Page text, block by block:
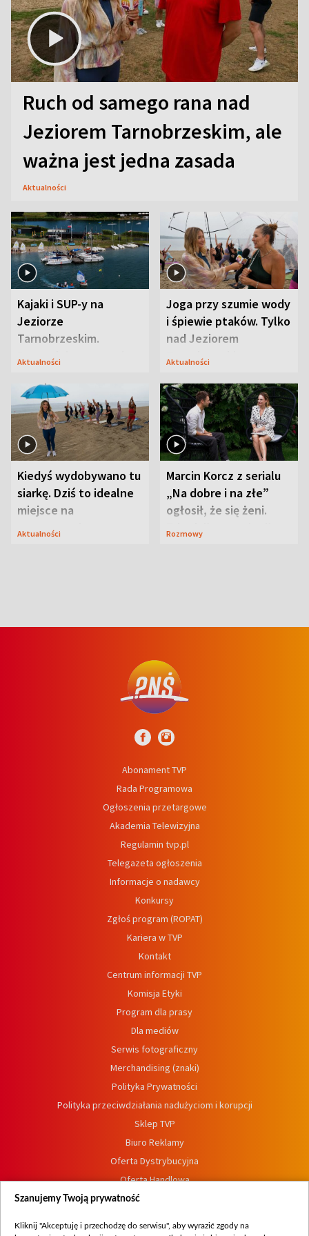
Ruch od samego rana nad
Jeziorem Tarnobrzeskim, ale
ważna jest jedna zasada
Aktualności
Kajaki i SUP-y na
Jeziorze
Tarnobrzeskim.
Przyrodnicy zwracają
Aktualności
Joga przy szumie wody
i śpiewie ptaków. Tylko
nad Jeziorem
Tarnobrzeskim
Aktualności
Kiedyś wydobywano tu
siarkę. Dziś to idealne
miejsce na
wypoczynek
Aktualności
Marcin Korcz z serialu
„Na dobre i na złe”
ogłosił, że się żeni.
Zdradził, co zmienił
Rozmowy
Abonament TVP
Rada Programowa
Ogłoszenia przetargowe
Akademia Telewizyjna
Regulamin tvp.pl
Telegazeta ogłoszenia
Informacje o nadawcy
Konkursy
Zgłoś program (ROPAT)
Kariera w TVP
Kontakt
Centrum informacji TVP
Komisja Etyki
Program dla prasy
Dla mediów
Serwis fotograficzny
Merchandising (znaki)
Polityka Prywatności
Polityka przeciwdziałania nadużyciom i korupcji
Sklep TVP
Biuro Reklamy
Oferta Dystrybucyjna
Oferta Handlowa
Dostępność
Szanujemy Twoją prywatność
Kliknij "Akceptuję i przechodzę do serwisu", aby wyrazić zgody na